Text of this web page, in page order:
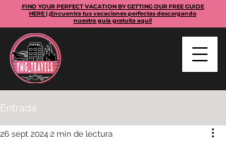
FIND YOUR PERFECT VACATION BY GETTING OUR FREE GUIDE
HERE | ¡Encuentra tus vacaciones perfectas descargando
nuestra guía gratuita aquí!
Entrada
26 sept 2024 2 min de lectura